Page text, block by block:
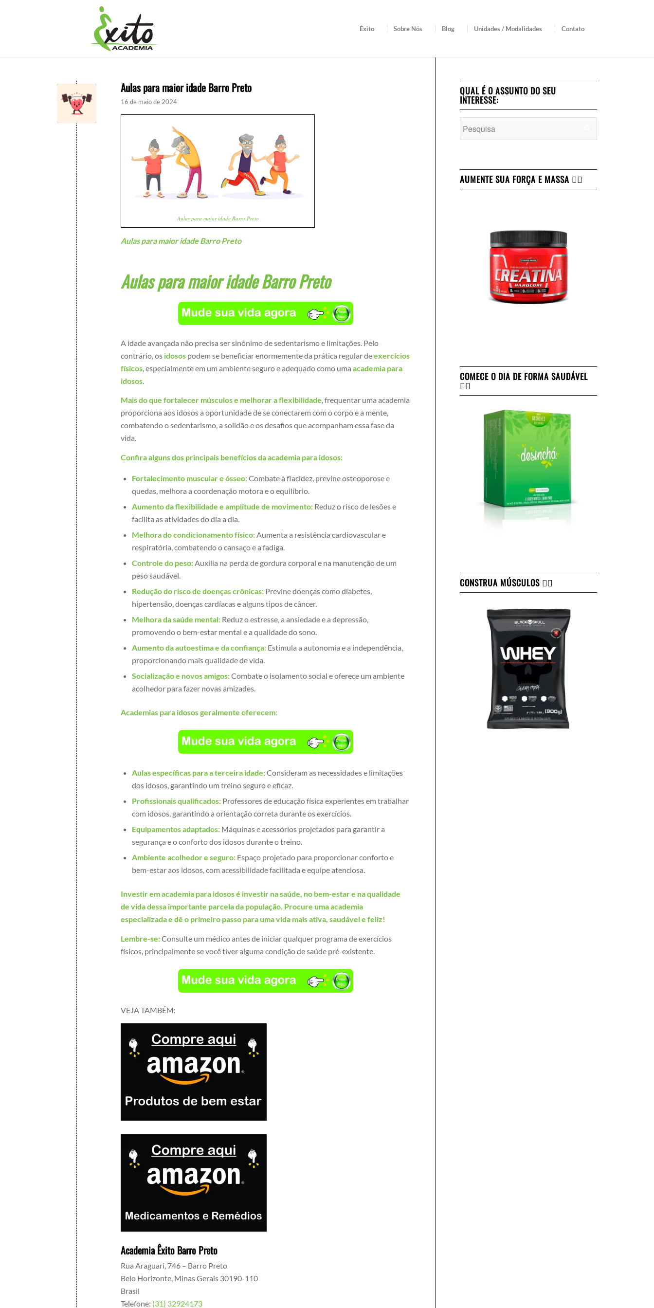
Êxito Sobre Nós Blog Unidades / Modalidades Contato
Aulas para maior idade Barro Preto
16 de maio de 2024
Aulas para maior idade Barro Preto
Aulas para maior idade Barro Preto
Aulas para maior idade Barro Preto
A idade avançada não precisa ser sinônimo de sedentarismo e limitações. Pelo
contrário, os idosos podem se beneficiar enormemente da prática regular deexercícios
físicos , especialmente em um ambiente seguro e adequado como umaacademia para
idosos
Mais do que fortalecer músculos e melhorar a flexibilidade, frequentar uma academia
proporciona aos idosos a oportunidade de se conectarem com o corpo e a mente,
combatendo o sedentarismo, a solidão e os desafios que acompanham essa fase da
vida.
Confira alguns dos principais benefícios da academia para idosos:
Fortalecimento muscular e ósseo:Combate à flacidez, previne osteoporose e
quedas, melhora a coordenação motora e o equilíbrio.
Aumento da flexibilidade e amplitude de movimento: Reduz o risco de lesões e
facilita as atividades do dia a dia.
Melhora do condicionamento físico: Aumenta a resistência cardiovascular e
respiratória, combatendo o cansaço e a fadiga.
Controle do peso: Auxilia na perda de gordura corporal e na manutenção de um
peso saudável.
Redução do risco de doenças crônicas: Previne doenças como diabetes,
hipertensão, doenças cardíacas e alguns tipos de câncer.
Melhora da saúde mental: Reduz o estresse, a ansiedade e a depressão,
promovendo o bem-estar mental e a qualidade do sono.
Aumento da autoestima e da confiança: Estimula a autonomia e a independência,
proporcionando mais qualidade de vida.
Socialização e novos amigos:Combate o isolamento social e oferece um ambiente
acolhedor para fazer novas amizades.
Academias para idosos geralmente oferecem:
Aulas específicas para a terceira idade:Consideram as necessidades e limitações
dos idosos, garantindo um treino seguro e eficaz.
Profissionais qualificados: Professores de educação física experientes em trabalhar
com idosos, garantindo a orientação correta durante os exercícios.
Equipamentos adaptados: Máquinas e acessórios projetados para garantir a
segurança e o conforto dos idosos durante o treino.
Ambiente acolhedor e seguro: Espaço projetado para proporcionar conforto e
bem-estar aos idosos, com acessibilidade facilitada e equipe atenciosa.
Investir em academia para idosos é investir na saúde, no bem-estar e na qualidade
de vida dessa importante parcela da população. Procure uma academia
especializada e dê o primeiro passo para uma vida mais ativa, saudável e feliz!
Lembre-se:Consulte um médico antes de iniciar qualquer programa de exercícios
físicos, principalmente se você tiver alguma condição de saúde pré-existente.
VEJA TAMBÉM:
Academia Êxito Barro Preto
Rua Araguari, 746 – Barro Preto
Belo Horizonte, Minas Gerais 30190-110
Brasil
Telefone: (31) 32924173
QUAL É O ASSUNTO DO SEU
INTERESSE:
AUMENTE SUA FORÇA E MASSA 👇🏻
COMECE O DIA DE FORMA SAUDÁVEL
👇🏻
CONSTRUA MÚSCULOS 👇🏻